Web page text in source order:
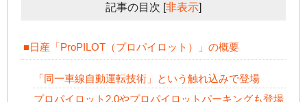
記事の目次 [非表示]
■日産「ProPILOT（プロパイロット）」の概要
「同一車線自動運転技術」という触れ込みで登場
プロパイロット2.0やプロパイロットパーキングも登場